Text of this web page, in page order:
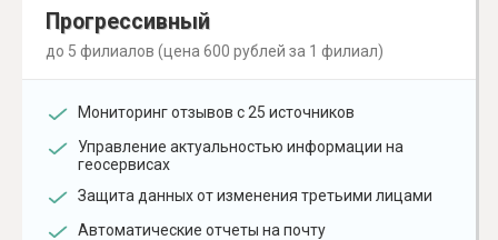
Прогрессивный
до 5 филиалов (цена 600 рублей за 1 филиал)
Мониторинг отзывов с 25 источников
Управление актуальностью информации на
геосервисах
Защита данных от изменения третьими лицами
Автоматические отчеты на почту